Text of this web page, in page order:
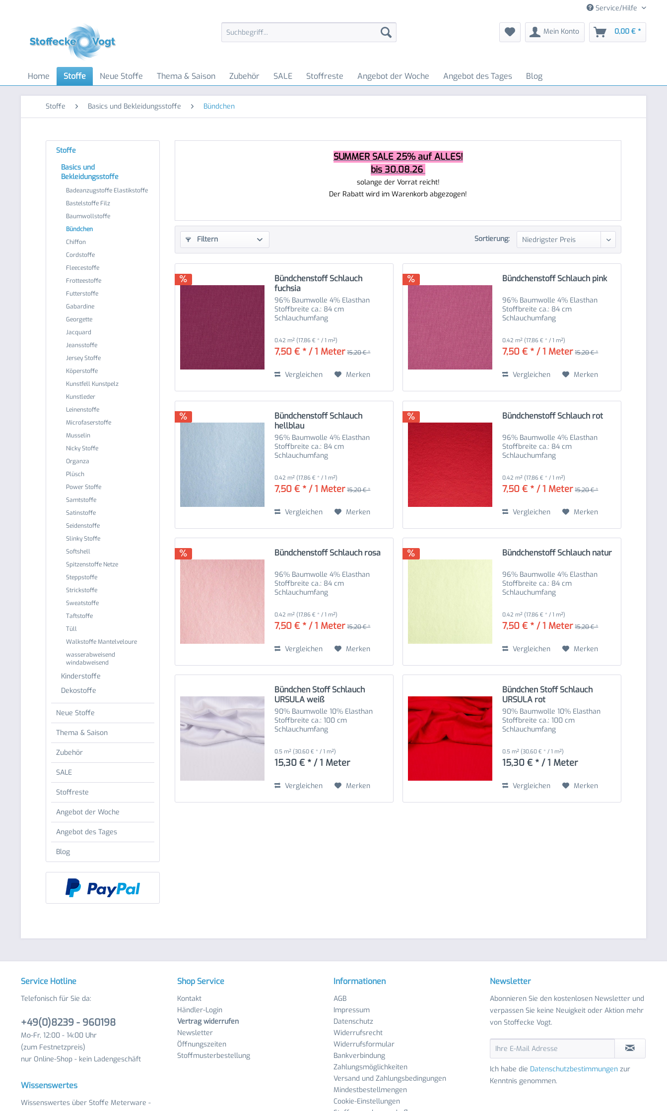
Service/Hilfe
Mein Konto 0,00 € *
Home Stoffe Neue Stoffe Thema & Saison Zubehör SALE Stoffreste Angebot der Woche Angebot des Tages Blog
Stoffe Basics und Bekleidungsstoffe Bündchen
Stoffe
Basics und
Bekleidungsstoffe
Badeanzugstoffe Elastikstoffe
Bastelstoffe Filz
Baumwollstoffe
Bündchen
Chiffon
Cordstoffe
Fleecestoffe
Frotteestoffe
Futterstoffe
Gabardine
Georgette
Jacquard
Jeansstoffe
Jersey Stoffe
Köperstoffe
Kunstfell Kunstpelz
Kunstleder
Leinenstoffe
Microfaserstoffe
Musselin
Nicky Stoffe
Organza
Plüsch
Power Stoffe
Samtstoffe
Satinstoffe
Seidenstoffe
Slinky Stoffe
Softshell
Spitzenstoffe Netze
Steppstoffe
Strickstoffe
Sweatstoffe
Taftstoffe
Tüll
Walkstoffe Mantelveloure
wasserabweisend
windabweisend
Kinderstoffe
Dekostoffe
Neue Stoffe
Thema & Saison
Zubehör
SALE
Stoffreste
Angebot der Woche
Angebot des Tages
Blog
SUMMER SALE 25% auf ALLES!
bis 30.08.26
solange der Vorrat reicht!
Der Rabatt wird im Warenkorb abgezogen!
Filtern Sortierung:
Bündchenstoff Schlauch
fuchsia
96% Baumwolle 4% Elasthan
Stoffbreite ca.: 84 cm
Schlauchumfang
0.42 m² (17,86 € * / 1 m²)
7,50 € * / 1 Meter 15,20 € *
Vergleichen Merken
Bündchenstoff Schlauch pink
96% Baumwolle 4% Elasthan
Stoffbreite ca.: 84 cm
Schlauchumfang
0.42 m² (17,86 € * / 1 m²)
7,50 € * / 1 Meter 15,20 € *
Vergleichen Merken
Bündchenstoff Schlauch
hellblau
96% Baumwolle 4% Elasthan
Stoffbreite ca.: 84 cm
Schlauchumfang
0.42 m² (17,86 € * / 1 m²)
7,50 € * / 1 Meter 15,20 € *
Vergleichen Merken
Bündchenstoff Schlauch rot
96% Baumwolle 4% Elasthan
Stoffbreite ca.: 84 cm
Schlauchumfang
0.42 m² (17,86 € * / 1 m²)
7,50 € * / 1 Meter 15,20 € *
Vergleichen Merken
Bündchenstoff Schlauch rosa
96% Baumwolle 4% Elasthan
Stoffbreite ca.: 84 cm
Schlauchumfang
0.42 m² (17,86 € * / 1 m²)
7,50 € * / 1 Meter 15,20 € *
Vergleichen Merken
Bündchenstoff Schlauch natur
96% Baumwolle 4% Elasthan
Stoffbreite ca.: 84 cm
Schlauchumfang
0.42 m² (17,86 € * / 1 m²)
7,50 € * / 1 Meter 15,20 € *
Vergleichen Merken
Bündchen Stoff Schlauch
URSULA weiß
90% Baumwolle 10% Elasthan
Stoffbreite ca.: 100 cm
Schlauchumfang
0.5 m² (30,60 € * / 1 m²)
15,30 € * / 1 Meter
Vergleichen Merken
Bündchen Stoff Schlauch
URSULA rot
90% Baumwolle 10% Elasthan
Stoffbreite ca.: 100 cm
Schlauchumfang
0.5 m² (30,60 € * / 1 m²)
15,30 € * / 1 Meter
Vergleichen Merken
Service Hotline
Telefonisch für Sie da:
+49(0)8239 - 960198
Mo-Fr, 12:00 - 14:00 Uhr
(zum Festnetzpreis)
nur Online-Shop - kein Ladengeschäft
Wissenswertes
Wissenswertes über Stoffe Meterware -
Shop Service
Kontakt
Händler-Login
Vertrag widerrufen
Newsletter
Öffnungszeiten
Stoffmusterbestellung
Informationen
AGB
Impressum
Datenschutz
Widerrufsrecht
Widerrufsformular
Bankverbindung
Zahlungsmöglichkeiten
Versand und Zahlungsbedingungen
Mindestbestellmengen
Cookie-Einstellungen
Newsletter
Abonnieren Sie den kostenlosen Newsletter und
verpassen Sie keine Neuigkeit oder Aktion mehr
von Stoffecke Vogt.
Ich habe die Datenschutzbestimmungen zur
Kenntnis genommen.